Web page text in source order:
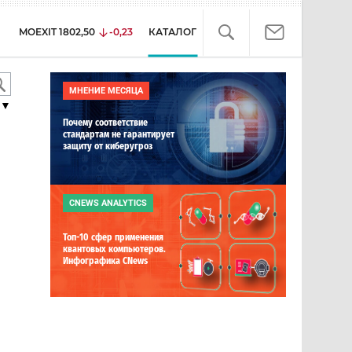
MOEXIT 1802,50 -0,23 КАТАЛОГ
МНЕНИЕ МЕСЯЦА
Почему соответствие
стандартам не гарантирует
защиту от киберугроз
CNEWS ANALYTICS
Топ-10 сфер применения
квантовых компьютеров.
Инфографика CNews